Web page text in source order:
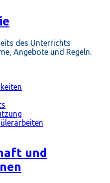
des Unterrichts
Angebote und Regeln.
und